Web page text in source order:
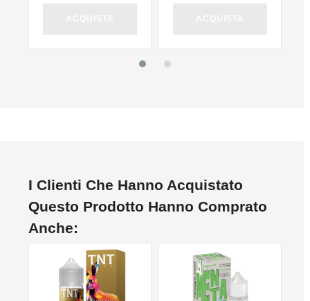
I Clienti Che Hanno Acquistato
Questo Prodotto Hanno Comprato
Anche:
NON DISPONIBILE